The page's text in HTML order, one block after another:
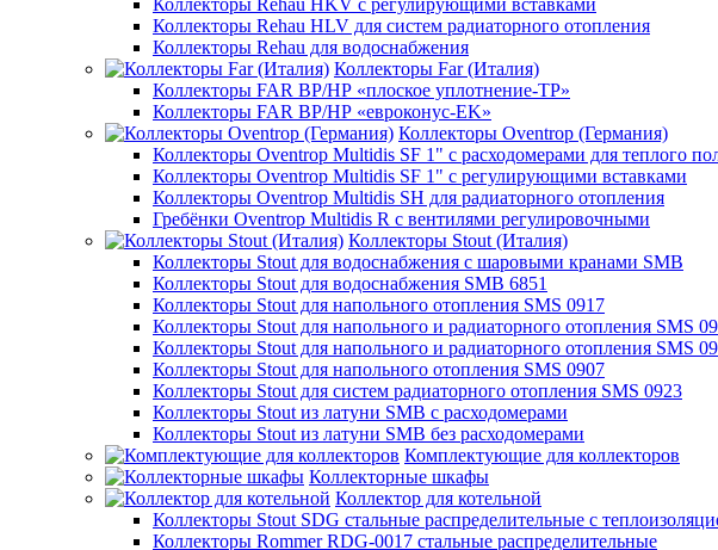
Коллекторы Rehau HKV с регулирующими вставками
Коллекторы Rehau HLV для систем радиаторного отопления
Коллекторы Rehau для водоснабжения
Коллекторы Far (Италия)
Коллекторы FAR ВР/НР «плоское уплотнение-TP»
Коллекторы FAR ВР/НР «евроконус-EK»
Коллекторы Oventrop (Германия)
Коллекторы Oventrop Multidis SF 1" с расходомерами для теплого
Коллекторы Oventrop Multidis SF 1" с регулирующими вставками
Коллекторы Oventrop Multidis SH для радиаторного отопления
Гребёнки Oventrop Multidis R с вентилями регулировочными
Коллекторы Stout (Италия)
Коллекторы Stout для водоснабжения с шаровыми кранами SMB
Коллекторы Stout для водоснабжения SMB 6851
Коллекторы Stout для напольного отопления SMS 0917
Коллекторы Stout для напольного и радиаторного отопления SMS
Коллекторы Stout для напольного и радиаторного отопления SMS
Коллекторы Stout для напольного отопления SMS 0907
Коллекторы Stout для систем радиаторного отопления SMS 0923
Коллекторы Stout из латуни SMB с расходомерами
Коллекторы Stout из латуни SMB без расходомерами
Комплектующие для коллекторов
Коллекторные шкафы
Коллектор для котельной
Коллекторы Stout SDG стальные распределительные с
Коллекторы Rommer RDG-0017 стальные распределительные